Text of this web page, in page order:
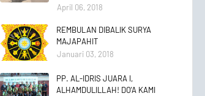
April 06, 2018
REMBULAN DIBALIK SURYA
MAJAPAHIT
Januari 03, 2018
PP. AL-IDRIS JUARA I,
ALHAMDULILLAH! DO'A KAMI